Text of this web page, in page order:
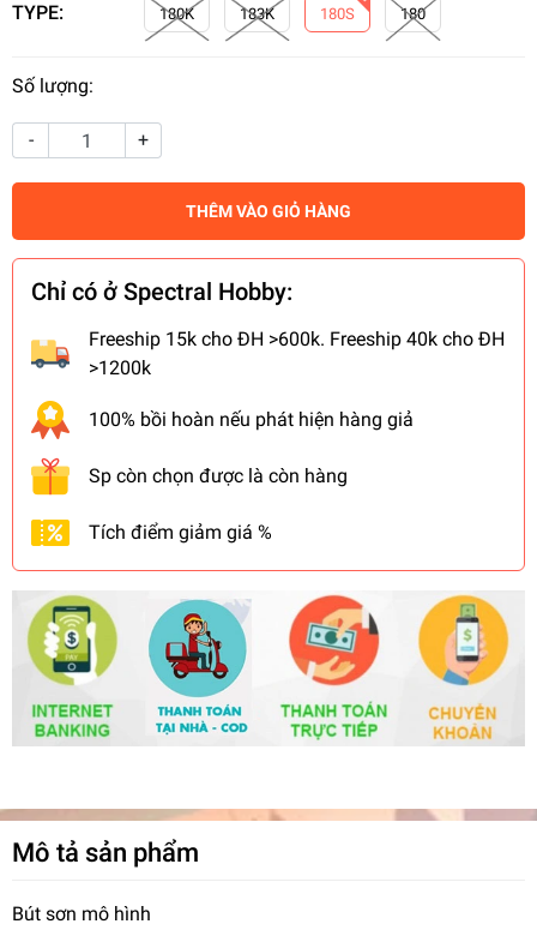
TYPE: 180K 183K 180S 180
Số lượng:
- +
THÊM VÀO GIỎ HÀNG
Chỉ có ở Spectral Hobby:
Freeship 15k cho ĐH >600k. Freeship 40k cho ĐH
>1200k
100% bồi hoàn nếu phát hiện hàng giả
Sp còn chọn được là còn hàng
Tích điểm giảm giá %
Mô tả sản phẩm
Bút sơn mô hình